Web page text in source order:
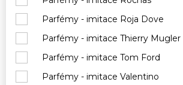
Parfémy - imitace Roja Dove
Parfémy - imitace Thierry Mugler
Parfémy - imitace Tom Ford
Parfémy - imitace Valentino